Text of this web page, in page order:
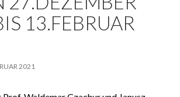
13.FEBRUAR
2021